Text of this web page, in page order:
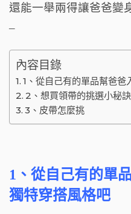
還能一舉兩得讓爸爸變
–
內容目錄
1、從自己有的單品幫爸
2、想買領帶的挑選小秘訣
3、皮帶怎麼挑
1、從自己有的單
獨特穿搭風格吧